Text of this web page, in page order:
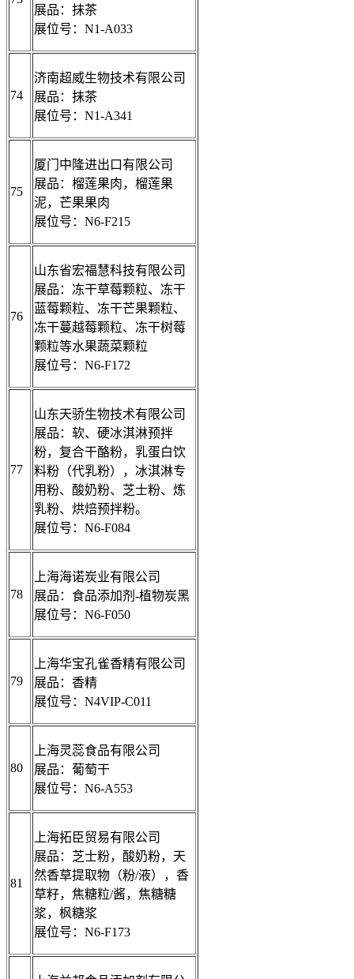
展品：抹茶
展位号：N1-A033
74
济南超威生物技术有限公司
展品：抹茶
展位号：N1-A341
75
厦门中隆进出口有限公司
展品：榴莲果肉，榴莲果
泥，芒果果肉
展位号：N6-F215
76
山东省宏福慧科技有限公司
展品：冻干草莓颗粒、冻干
蓝莓颗粒、冻干芒果颗粒、
冻干蔓越莓颗粒、冻干树莓
颗粒等水果蔬菜颗粒
展位号：N6-F172
77
山东天骄生物技术有限公司
展品：软、硬冰淇淋预拌
粉，复合干酪粉，乳蛋白饮
料粉（代乳粉），冰淇淋专
用粉、酸奶粉、芝士粉、炼
乳粉、烘焙预拌粉。
展位号：N6-F084
78
上海海诺炭业有限公司
展品：食品添加剂-植物炭黑
展位号：N6-F050
79
上海华宝孔雀香精有限公司
展品：香精
展位号：N4VIP-C011
80
上海灵蕊食品有限公司
展品：葡萄干
展位号：N6-A553
81
上海拓臣贸易有限公司
展品：芝士粉，酸奶粉，天
然香草提取物（粉/液），香
草籽，焦糖粒/酱，焦糖糖
浆，枫糖浆
展位号：N6-F173